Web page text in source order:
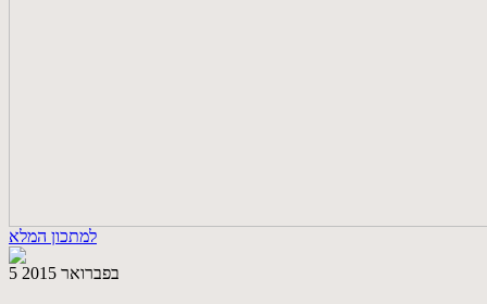
למתכון המלא
5 בפברואר 2015